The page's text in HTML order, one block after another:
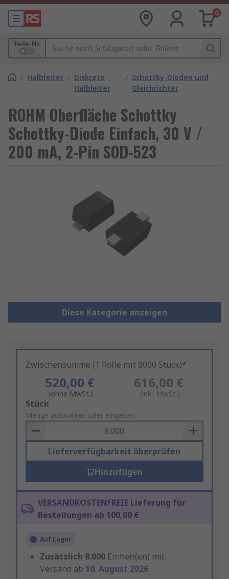
0
Teile-Nr.
/ Halbleiter / Diskrete
Halbleiter
/ Schottky-Dioden und
Gleichrichter
ROHM Oberfläche Schottky
Schottky-Diode Einfach, 30 V /
200 mA, 2-Pin SOD-523
Diese Kategorie anzeigen
Zwischensumme (1 Rolle mit 8000 Stück)*
520,00 €
(ohne MwSt.)
616,00 €
(inkl. MwSt.)
Add
to
Basket
Stück
Menge auswählen oder eingeben
Lieferverfügbarkeit überprüfen
Hinzufügen
VERSANDKOSTENFREIE Lieferung für
Bestellungen ab 100,00 €
Auf Lager
Zusätzlich 8.000 Einheit(en) mit
Versand ab 10. August 2026